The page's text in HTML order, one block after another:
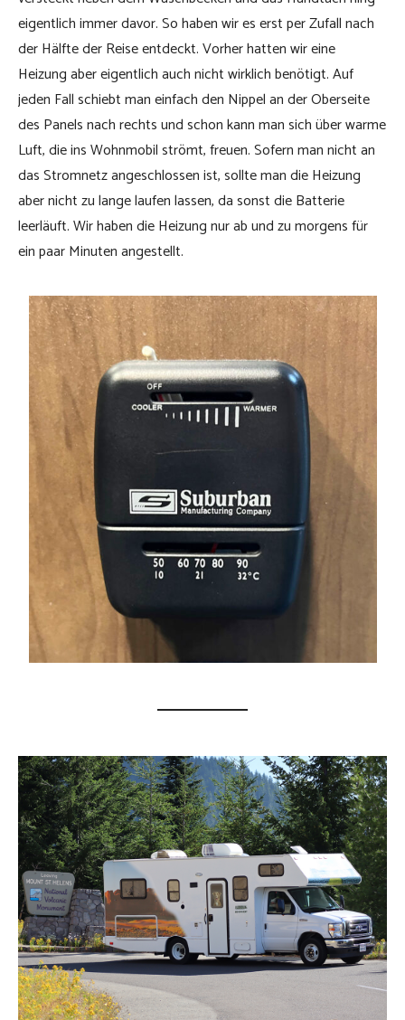
eigentlich immer davor. So haben wir es erst per Zufall nach
der Hälfte der Reise entdeckt. Vorher hatten wir eine
Heizung aber eigentlich auch nicht wirklich benötigt. Auf
jeden Fall schiebt man einfach den Nippel an der Oberseite
des Panels nach rechts und schon kann man sich über warme
Luft, die ins Wohnmobil strömt, freuen. Sofern man nicht an
das Stromnetz angeschlossen ist, sollte man die Heizung
aber nicht zu lange laufen lassen, da sonst die Batterie
leerläuft. Wir haben die Heizung nur ab und zu morgens für
ein paar Minuten angestellt.